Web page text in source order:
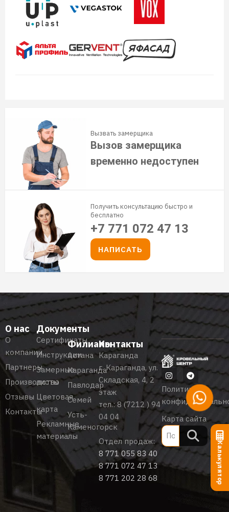
Вызвать замерщика
Вызов замерщика
временно недоступен
Получить консультацию быстро и
бесплатно
+7 771 072 47 13
НАПИСАТЬ
О нас
О
компании
Партнеры
Производство
Отзывы
Контакты
Документы
Сертификаты
Инструкции
Замерные
листы
Цветовая
карта
Рекламные
материалы
Филиалы
Астана
Караганда
Павлодар
Семей
Усть-
Каменогорск
Контакты
Караганда
г. Караганда, ул.
Складская, 4, 2
этаж
тел.:8 (7212 ) 94
04 04
Отдел продаж:
8 771 055 83 40
8 771 072 47 13
8 771 202 28 68
Политика
Карта сайта
Калькулятор